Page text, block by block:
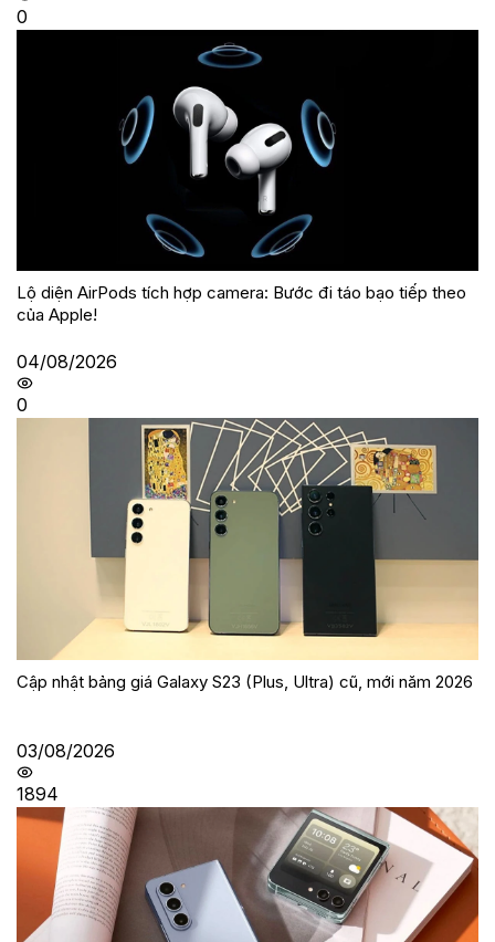
0
Lộ diện AirPods tích hợp camera: Bước đi táo bạo tiếp theo
của Apple!
04/08/2026
0
Cập nhật bảng giá Galaxy S23 (Plus, Ultra) cũ, mới năm 2026
03/08/2026
1894